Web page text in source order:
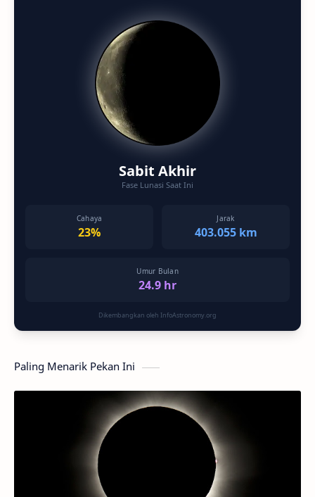
Sabit Akhir
Fase Lunasi Saat Ini
Cahaya
23%
Jarak
403.055 km
Umur Bulan
24.9 hr
Dikembangkan oleh InfoAstronomy.org
Paling Menarik Pekan Ini